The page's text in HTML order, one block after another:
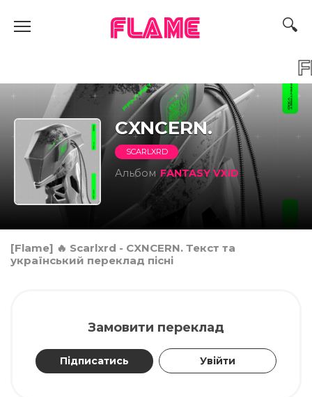
FLAME
CXNCERN.
SCARLXRD
Альбом FANTASY VXID
[Flame] 🔥 Scarlxrd - CXNCERN. Текст та
український переклад пісні
Замовити переклад
Підписатись Увійти